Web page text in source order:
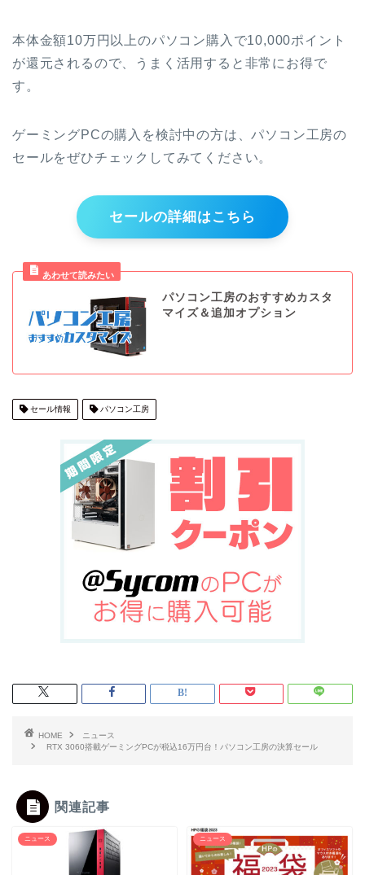
本体金額10万円以上のパソコン購入で10,000ポイント
が還元されるので、うまく活用すると非常にお得で
す。
ゲーミングPCの購入を検討中の方は、パソコン工房の
セールをぜひチェックしてみてください。
セールの詳細はこちら
パソコン工房のおすすめカスタ
マイズ＆追加オプション
セール情報 パソコン工房
HOME
ニュース
RTX 3060搭載ゲーミングPCが税込16万円台！パソコン工房の決算セール
関連記事
ニュース ニュース